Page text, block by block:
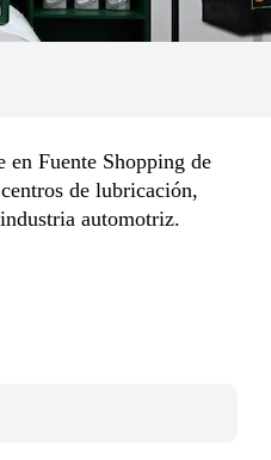
en Fuente Shopping de
de lubricación,
automotriz.